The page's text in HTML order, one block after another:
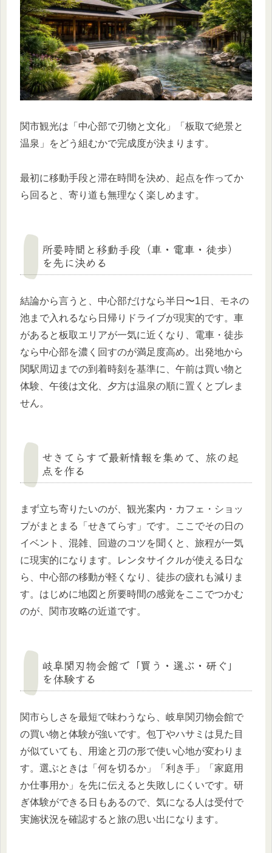
関市観光は「中心部で刃物と文化」「板取で絶景と
温泉」をどう組むかで完成度が決まります。
最初に移動手段と滞在時間を決め、起点を作ってか
ら回ると、寄り道も無理なく楽しめます。
所要時間と移動手段（車・電車・徒歩）
を先に決める
結論から言うと、中心部だけなら半日〜1日、モネの
池まで入れるなら日帰りドライブが現実的です。車
があると板取エリアが一気に近くなり、電車・徒歩
なら中心部を濃く回すのが満足度高め。出発地から
関駅周辺までの到着時刻を基準に、午前は買い物と
体験、午後は文化、夕方は温泉の順に置くとブレま
せん。
せきてらすで最新情報を集めて、旅の起
点を作る
まず立ち寄りたいのが、観光案内・カフェ・ショッ
プがまとまる「せきてらす」です。ここでその日の
イベント、混雑、回遊のコツを聞くと、旅程が一気
に現実的になります。レンタサイクルが使える日な
ら、中心部の移動が軽くなり、徒歩の疲れも減りま
す。はじめに地図と所要時間の感覚をここでつかむ
のが、関市攻略の近道です。
岐阜関刃物会館で「買う・選ぶ・研ぐ」
を体験する
関市らしさを最短で味わうなら、岐阜関刃物会館で
の買い物と体験が強いです。包丁やハサミは見た目
が似ていても、用途と刃の形で使い心地が変わりま
す。選ぶときは「何を切るか」「利き手」「家庭用
か仕事用か」を先に伝えると失敗しにくいです。研
ぎ体験ができる日もあるので、気になる人は受付で
実施状況を確認すると旅の思い出になります。